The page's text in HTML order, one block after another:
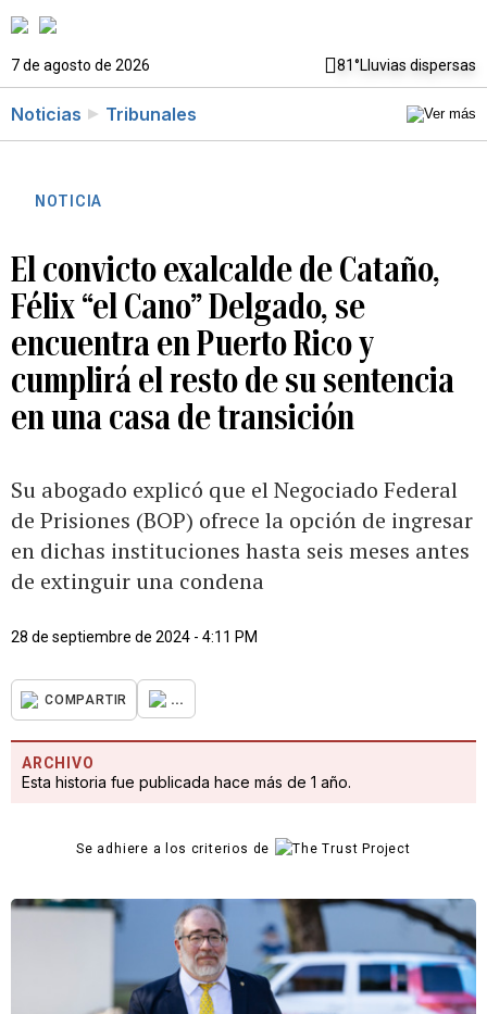
7 de agosto de 2026 81°Lluvias dispersas
Noticias Tribunales
NOTICIA
El convicto exalcalde de Cataño,
Félix “el Cano” Delgado, se
encuentra en Puerto Rico y
cumplirá el resto de su sentencia
en una casa de transición
Su abogado explicó que el Negociado Federal
de Prisiones (BOP) ofrece la opción de ingresar
en dichas instituciones hasta seis meses antes
de extinguir una condena
28 de septiembre de 2024 - 4:11 PM
COMPARTIR ...
ARCHIVO
Esta historia fue publicada hace más de 1 año.
Se adhiere a los criterios de